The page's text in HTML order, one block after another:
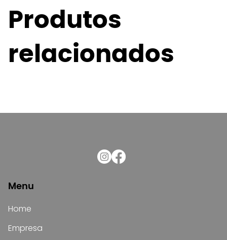
Produtos
relacionados
Menu
Home
Empresa